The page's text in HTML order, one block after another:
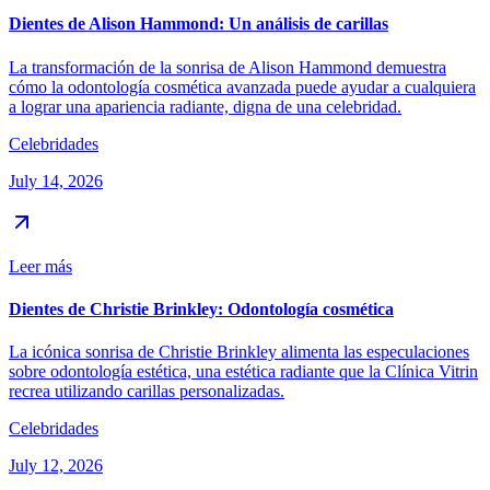
Dientes de Alison Hammond: Un análisis de carillas
La transformación de la sonrisa de Alison Hammond demuestra
cómo la odontología cosmética avanzada puede ayudar a cualquiera
a lograr una apariencia radiante, digna de una celebridad.
Celebridades
July 14, 2026
Leer más
Dientes de Christie Brinkley: Odontología cosmética
La icónica sonrisa de Christie Brinkley alimenta las especulaciones
sobre odontología estética, una estética radiante que la Clínica Vitrin
recrea utilizando carillas personalizadas.
Celebridades
July 12, 2026